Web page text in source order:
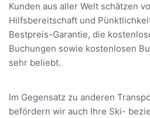
Kunden aus aller Welt schätzen
Hilfsbereitschaft und
Bestpreis-Garantie, die
Buchungen sowie kostenlosen
sehr beliebt.
Im Gegensatz zu anderen
befördern wir auch Ihre Ski-